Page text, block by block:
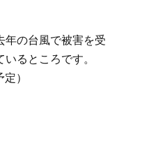
年の台風で被害を受
るところです。
）